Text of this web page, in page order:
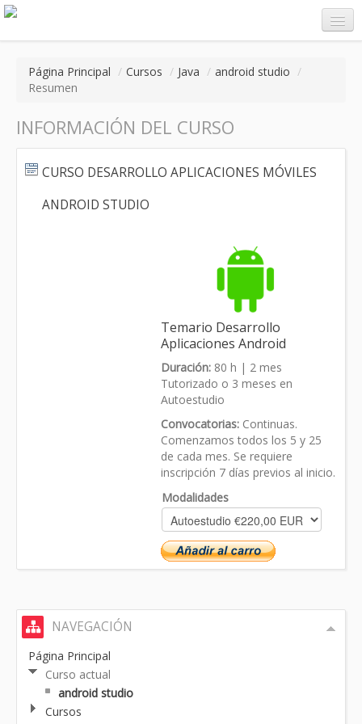
Entrar
Página Principal / Cursos / Java / android studio /
Resumen
INFORMACIÓN DEL CURSO
CURSO DESARROLLO APLICACIONES MÓVILES
ANDROID STUDIO
Temario Desarrollo
Aplicaciones Android
Duración: 80 h | 2 mes
Tutorizado o 3 meses en
Autoestudio
Convocatorias: Continuas.
Comenzamos todos los 5 y 25
de cada mes. Se requiere
inscripción 7 días previos al inicio.
Modalidades
NAVEGACIÓN
Página Principal
Curso actual
android studio
Cursos